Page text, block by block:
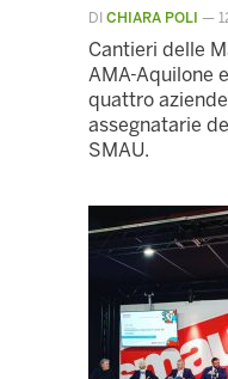
DI CHIARA POLI —
Cantieri delle
AMA-Aquilone
quattro
assegnatarie
SMAU.